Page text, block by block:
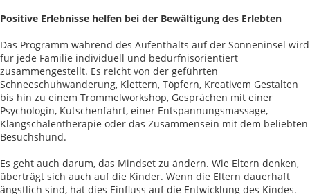
Positive Erlebnisse helfen bei der Bewältigung des Erlebten
Das Programm während des Aufenthalts auf der Sonneninsel wird
für jede Familie individuell und bedürfnisorientiert
zusammengestellt. Es reicht von der geführten
Schneeschuhwanderung, Klettern, Töpfern, Kreativem Gestalten
bis hin zu einem Trommelworkshop, Gesprächen mit einer
Psychologin, Kutschenfahrt, einer Entspannungsmassage,
Klangschalentherapie oder das Zusammensein mit dem beliebten
Besuchshund.
Es geht auch darum, das Mindset zu ändern. Wie Eltern denken,
überträgt sich auch auf die Kinder. Wenn die Eltern dauerhaft
ängstlich sind, hat dies Einfluss auf die Entwicklung des Kindes.